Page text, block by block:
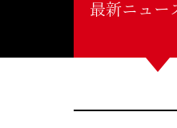
最新ニュー